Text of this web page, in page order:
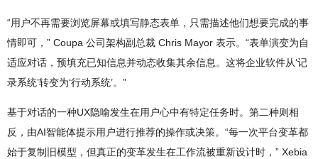
“用户不再需要浏览屏幕或填写静态表单，只需描述他们想要完成的事
情即可，” Coupa 公司架构副总裁 Chris Mayor 表示。“表单演变为自
适应对话，预填充已知信息并动态收集其余信息。这将企业软件从‘记
录系统’转变为‘行动系统’。”
基于对话的一种UX隐喻发生在用户心中有特定任务时。第二种则相
反，由AI智能体提示用户进行推荐的操作或决策。“每一次平台变革都
始于复制旧模型，但真正的变革发生在工作流被重新设计时，” Xebia